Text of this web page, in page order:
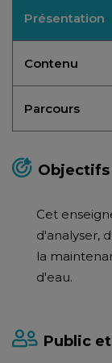
Présentation
Contenu
Parcours
Cet
d'analyser,
la
d'eau.
Public